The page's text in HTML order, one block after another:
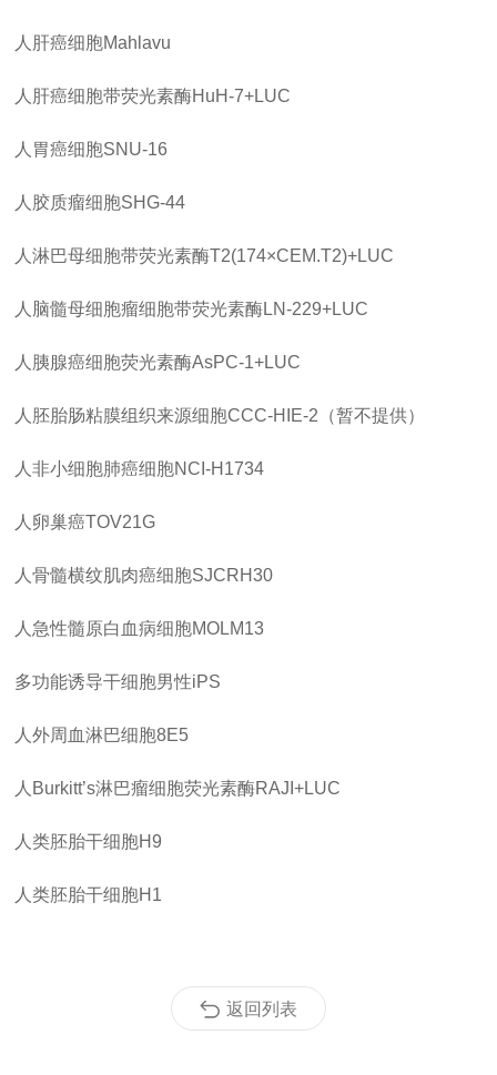
人肝癌细胞Mahlavu
人肝癌细胞带荧光素酶HuH-7+LUC
人胃癌细胞SNU-16
人胶质瘤细胞SHG-44
人淋巴母细胞带荧光素酶T2(174×CEM.T2)+LUC
人脑髓母细胞瘤细胞带荧光素酶LN-229+LUC
人胰腺癌细胞荧光素酶AsPC-1+LUC
人胚胎肠粘膜组织来源细胞CCC-HIE-2（暂不提供）
人非小细胞肺癌细胞NCI-H1734
人卵巢癌TOV21G
人骨髓横纹肌肉癌细胞SJCRH30
人急性髓原白血病细胞MOLM13
多功能诱导干细胞男性iPS
人外周血淋巴细胞8E5
人 Burkitt’s淋巴瘤细胞荧光素酶RAJI+LUC
人类胚胎干细胞H9
人类胚胎干细胞H1
返回列表